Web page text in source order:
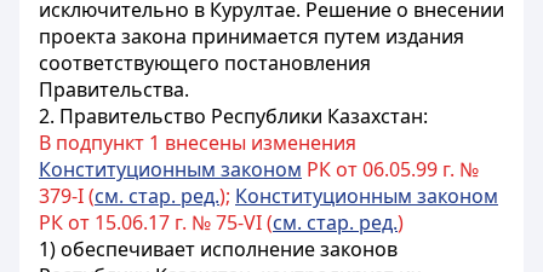
исключительно в Курултае. Решение о внесении
проекта закона принимается путем издания
соответствующего постановления
Правительства.
2. Правительство Республики Казахстан:
В подпункт 1 внесены изменения
Конституционным законом РК от 06.05.99 г. №
379-I (см. стар. ред.); Конституционным законом
РК от 15.06.17 г. № 75-VI (см. стар. ред.)
1) обеспечивает исполнение законов